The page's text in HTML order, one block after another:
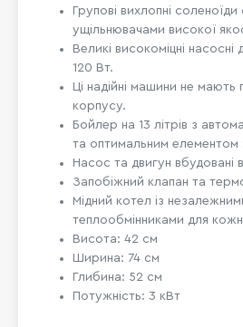
Групові вихлопні
ущільнювачами високої
Великі високоміцні
120 Вт.
Ці надійні машини не мають
корпусу.
Бойлер на 13 літрів з
та оптимальним елементом
Насос та двигун вбудовані
Запобіжний клапан та
Мідний котел із
теплообмінниками для
Висота: 42 см
Ширина: 74 см
Глибина: 52 см
Потужність: 3 кВт